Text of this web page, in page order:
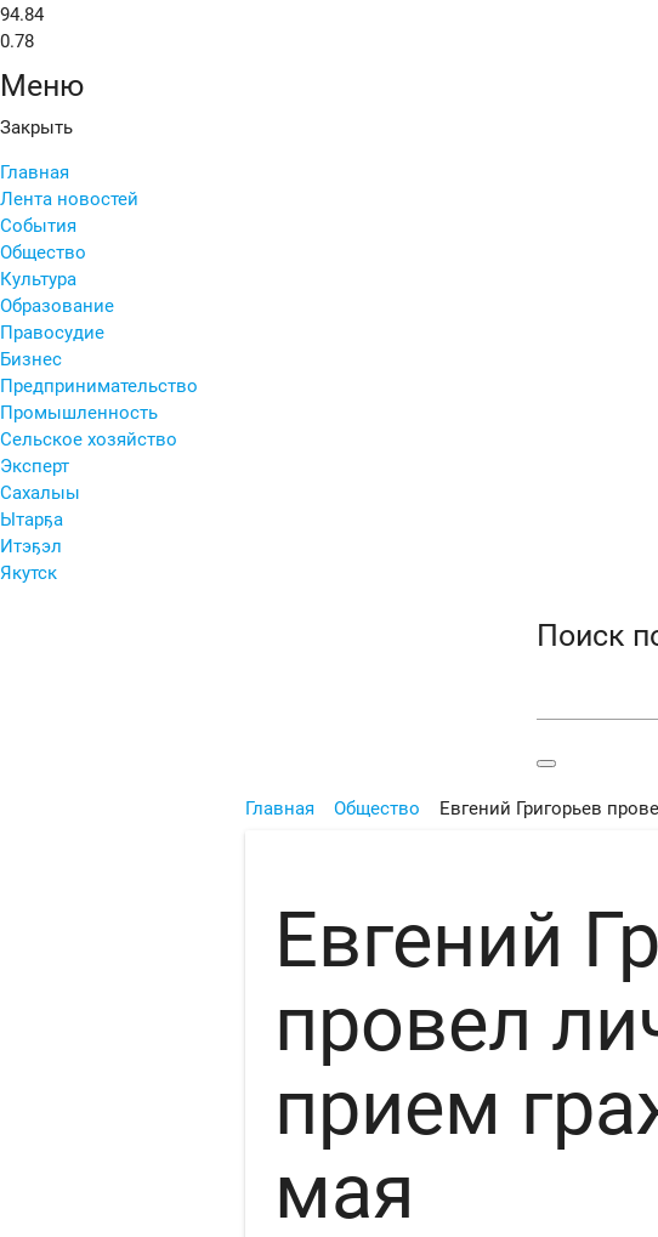
94.84
0.78
Меню
Закрыть
Главная
Лента новостей
События
Общество
Культура
Образование
Правосудие
Бизнес
Предпринимательство
Промышленность
Сельское хозяйство
Эксперт
Сахалыы
Ытарҕа
Итэҕэл
Якутск
Поиск
Главная Общество Евгений Григорьев
Евгений
провел
прием
мая